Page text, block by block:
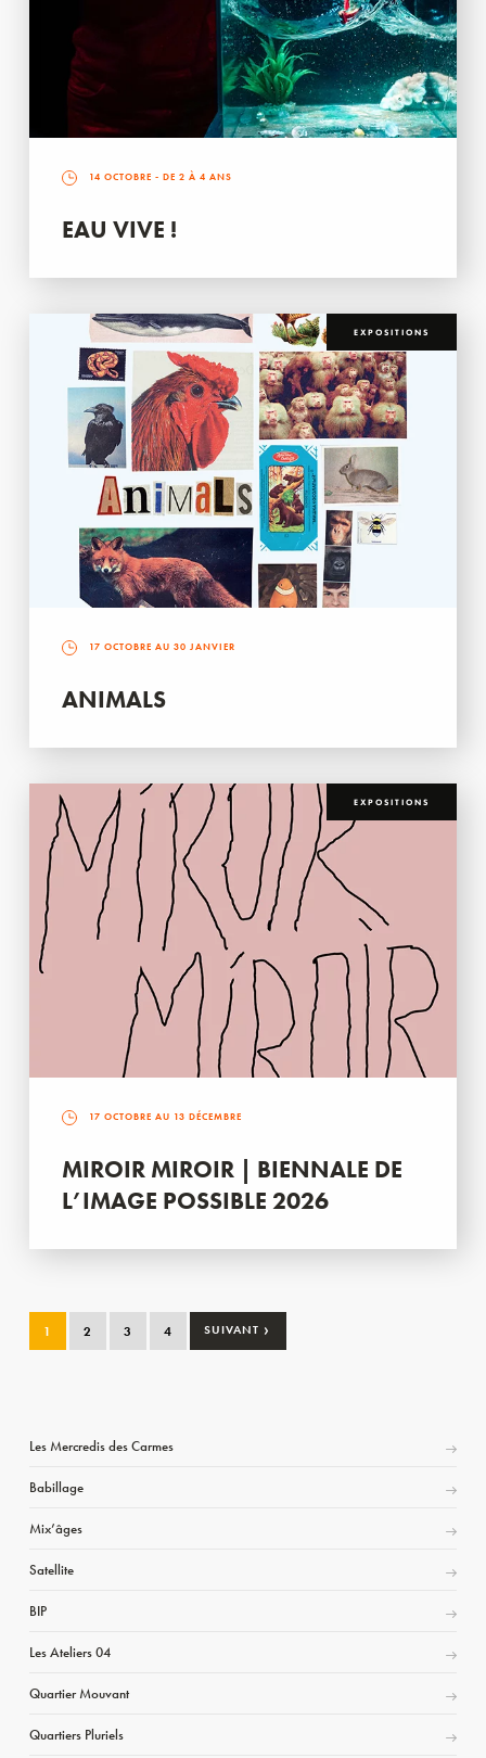
14 OCTOBRE - DE 2 À 4 ANS
EAU VIVE !
EXPOSITIONS
17 OCTOBRE AU 30 JANVIER
ANIMALS
EXPOSITIONS
17 OCTOBRE AU 13 DÉCEMBRE
MIROIR MIROIR | BIENNALE DE
L’IMAGE POSSIBLE 2026
1 2 3 4 SUIVANT ›
Les Mercredis des Carmes
Babillage
Mix’âges
Satellite
BIP
Les Ateliers 04
Quartier Mouvant
Quartiers Pluriels